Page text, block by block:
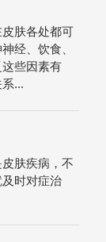
肤各处都可
经、饮食、
些因素有
...
肤疾病，不
时对症治